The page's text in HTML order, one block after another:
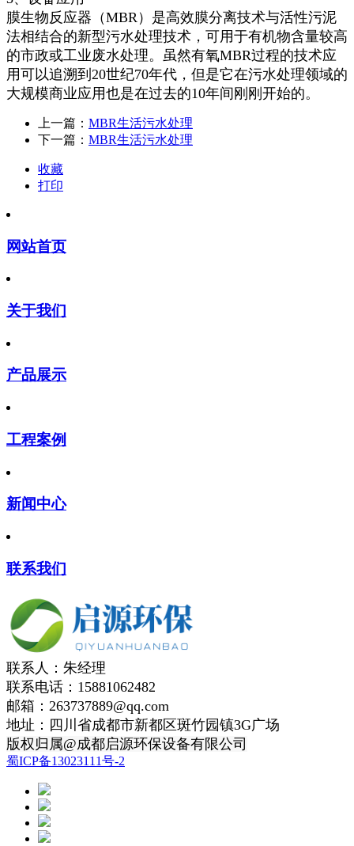
膜生物反应器（MBR）是高效膜分离技术与活性污泥
法相结合的新型污水处理技术，可用于有机物含量较高
的市政或工业废水处理。虽然有氧MBR过程的技术应
用可以追溯到20世纪70年代，但是它在污水处理领域的
大规模商业应用也是在过去的10年间刚刚开始的。
上一篇： MBR生活污水处理
下一篇： MBR生活污水处理
收藏
打印
网站首页
关于我们
产品展示
工程案例
新闻中心
联系我们
联系人：朱经理
联系电话：15881062482
邮箱：263737889@qq.com
地址：四川省成都市新都区斑竹园镇3G广场
版权归属@成都启源环保设备有限公司
蜀ICP备13023111号-2